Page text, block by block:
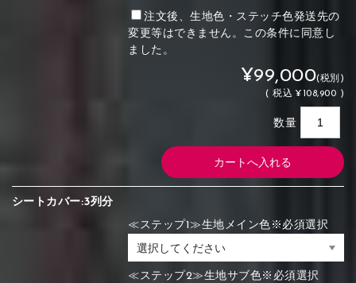
注文後、生地色・ステッチ色発送先の
変更等はできません。この条件に同意し
ました。
¥99,000(税別)
(税込 ¥108,900 )
数量
シートカバー:3列分
≪ステップ1≫生地メイン色※必須選択
≪ステップ2≫生地サブ色※必須選択